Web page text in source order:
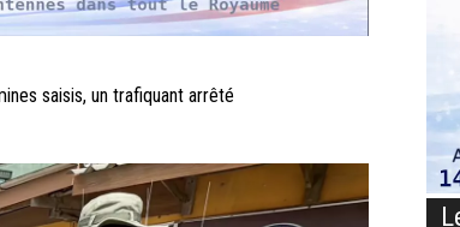
saisis, un trafiquant arrêté